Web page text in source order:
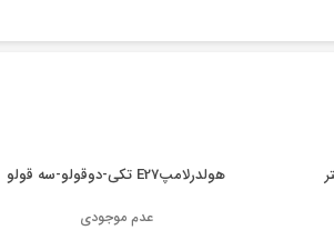
هولدرلامپE27 تکی-دوقولو-سه قولو
عدم موجودی